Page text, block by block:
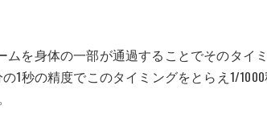
を身体の一部が通過することでそのタイミ
1秒の精度でこのタイミングをとらえ1/